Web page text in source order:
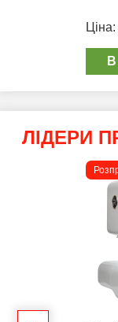
Ціна:
ЛІДЕРИ